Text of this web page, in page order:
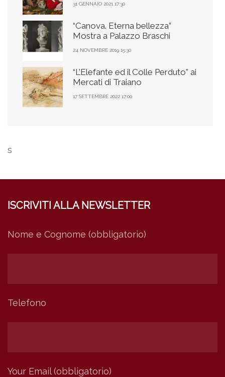
31 GENNAIO 2021 17:30
“Canova. Eterna bellezza”
Mostra a Palazzo Braschi
24 NOVEMBRE 2019 15:30
“L’Elefante ed il Colle Perduto” ai
Mercati di Traiano
17 SETTEMBRE 2022 17:00
s
ISCRIVITI ALLA NEWSLETTER
Nome e Cognome (obbligatorio)
Telefono
Your Email (obbligatorio)